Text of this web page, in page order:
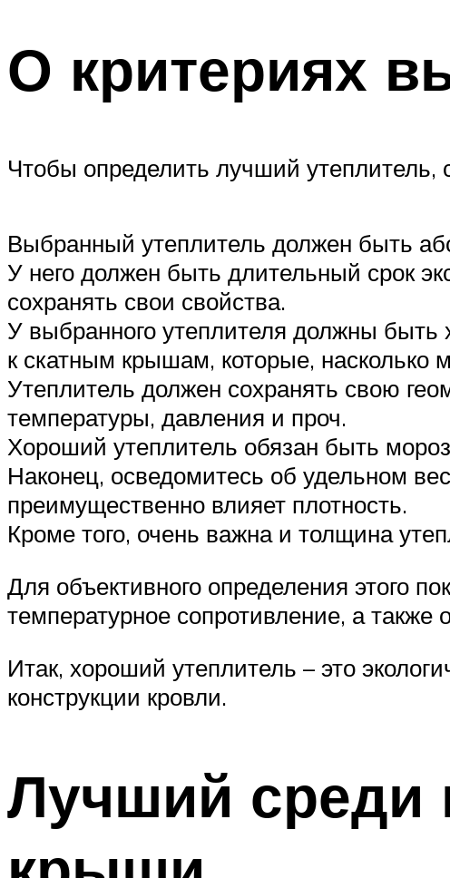
О критериях
Чтобы определить лучший утеплитель,
Выбранный утеплитель должен быть
У него должен быть длительный срок
сохранять свои свойства.
У выбранного утеплителя должны быть
к скатным крышам, которые,
Утеплитель должен сохранять свою
температуры, давления и проч.
Хороший утеплитель обязан быть
Наконец, осведомитесь об удельном
преимущественно влияет плотность.
Кроме того, очень важна и толщина
Для объективного определения этого
температурное сопротивление, а
Итак, хороший утеплитель – это
конструкции кровли.
Лучший среди